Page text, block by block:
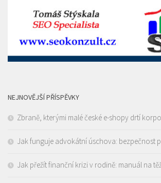
NEJNOVĚJŠÍ PŘÍSPĚVKY
Zbraně, kterými malé české e-shopy drtí
Jak funguje advokátní úschova: bezpečnost
Jak přežít finanční krizi v rodině: manuál na